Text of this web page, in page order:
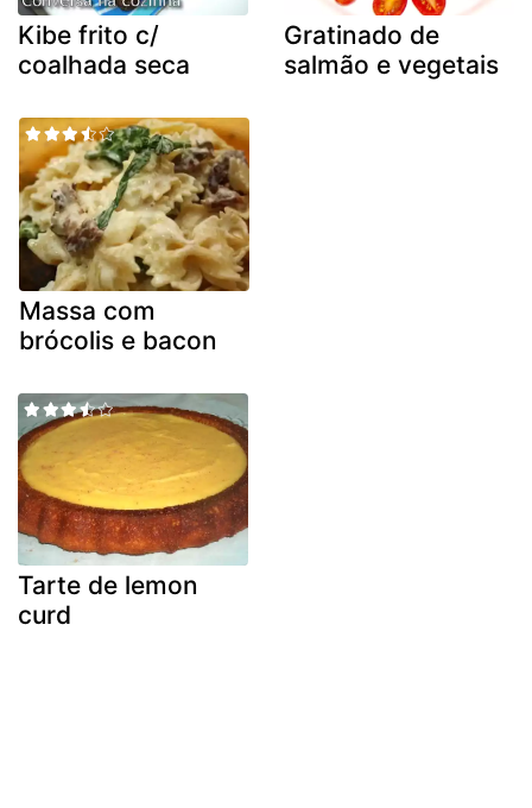
Kibe frito c/
coalhada seca
Gratinado de
salmão e vegetais
Massa com
brócolis e bacon
Tarte de lemon
curd